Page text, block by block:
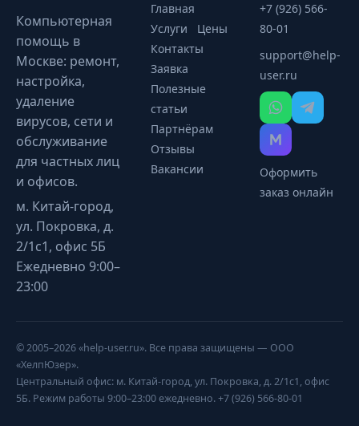
Компьютерная
помощь в
Москве: ремонт,
настройка,
удаление
вирусов, сети и
обслуживание
для частных лиц
и офисов.
м. Китай-город,
ул. Покровка, д.
2/1с1, офис 5Б
Ежедневно 9:00–
23:00
Главная
Услуги
Цены
Контакты
Заявка
Полезные
статьи
Партнёрам
Отзывы
Вакансии
+7 (926) 566-
80-01
support@help-
user.ru
Оформить
заказ онлайн
© 2005–2026 «help-user.ru». Все права защищены — ООО
«ХелпЮзер».
Центральный офис: м. Китай-город, ул. Покровка, д. 2/1с1, офис
5Б. Режим работы 9:00–23:00 ежедневно. +7 (926) 566-80-01